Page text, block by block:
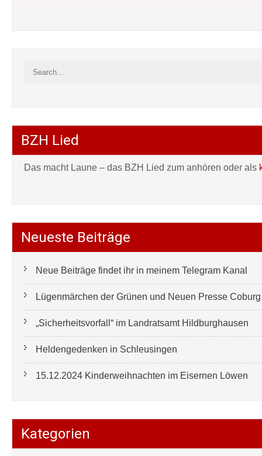
BZH Lied
Das macht Laune – das BZH Lied zum anhören oder als
Neueste Beiträge
Neue Beiträge findet ihr in meinem Telegram Kanal
Lügenmärchen der Grünen und Neuen Presse
„Sicherheitsvorfall“ im Landratsamt Hildburghausen
Heldengedenken in Schleusingen
15.12.2024 Kinderweihnachten im Eisernen Löwen
Kategorien